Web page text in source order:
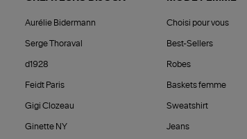
Aurélie Bidermann
Serge Thoraval
d1928
Feidt Paris
Gigi Clozeau
Ginette NY
Choisi pour vous
Best-Sellers
Robes
Baskets femme
Sweatshirt
Jeans